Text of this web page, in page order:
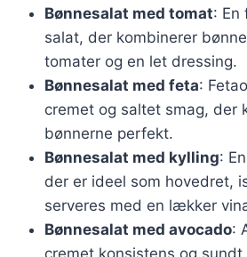
Bønnesalat med tomat: En
salat, der kombinerer
tomater og en let dressing.
Bønnesalat med feta:
cremet og saltet smag, der
bønnerne perfekt.
Bønnesalat med kylling:
der er ideel som hovedret,
serveres med en lækker
Bønnesalat med avocado: